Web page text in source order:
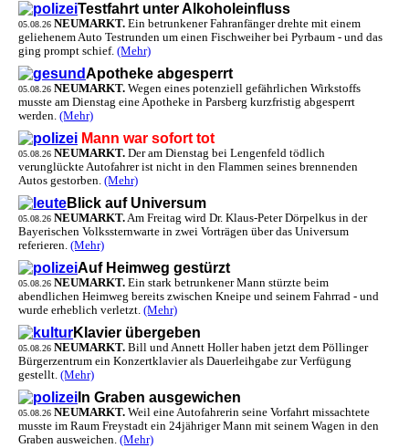
Testfahrt unter Alkoholeinfluss
05.08.26 NEUMARKT. Ein betrunkener Fahranfänger drehte mit einem
geliehenem Auto Testrunden um einen Fischweiher bei Pyrbaum - und das
ging prompt schief. (Mehr)
Apotheke abgesperrt
05.08.26 NEUMARKT. Wegen eines potenziell gefährlichen Wirkstoffs
musste am Dienstag eine Apotheke in Parsberg kurzfristig abgesperrt
werden. (Mehr)
Mann war sofort tot
05.08.26 NEUMARKT. Der am Dienstag bei Lengenfeld tödlich
verunglückte Autofahrer ist nicht in den Flammen seines brennenden
Autos gestorben. (Mehr)
Blick auf Universum
05.08.26 NEUMARKT.Am Freitag wird Dr. Klaus-Peter Dörpelkus in der
Bayerischen Volkssternwarte in zwei Vorträgen über das Universum
referieren. (Mehr)
Auf Heimweg gestürzt
05.08.26 NEUMARKT. Ein stark betrunkener Mann stürzte beim
abendlichen Heimweg bereits zwischen Kneipe und seinem Fahrrad - und
wurde erheblich verletzt. (Mehr)
Klavier übergeben
05.08.26 NEUMARKT. Bill und Annett Holler haben jetzt dem Pöllinger
Bürgerzentrum ein Konzertklavier als Dauerleihgabe zur Verfügung
gestellt. (Mehr)
In Graben ausgewichen
05.08.26 NEUMARKT. Weil eine Autofahrerin seine Vorfahrt missachtete
musste im Raum Freystadt ein 24jähriger Mann mit seinem Wagen in den
Graben ausweichen. (Mehr)